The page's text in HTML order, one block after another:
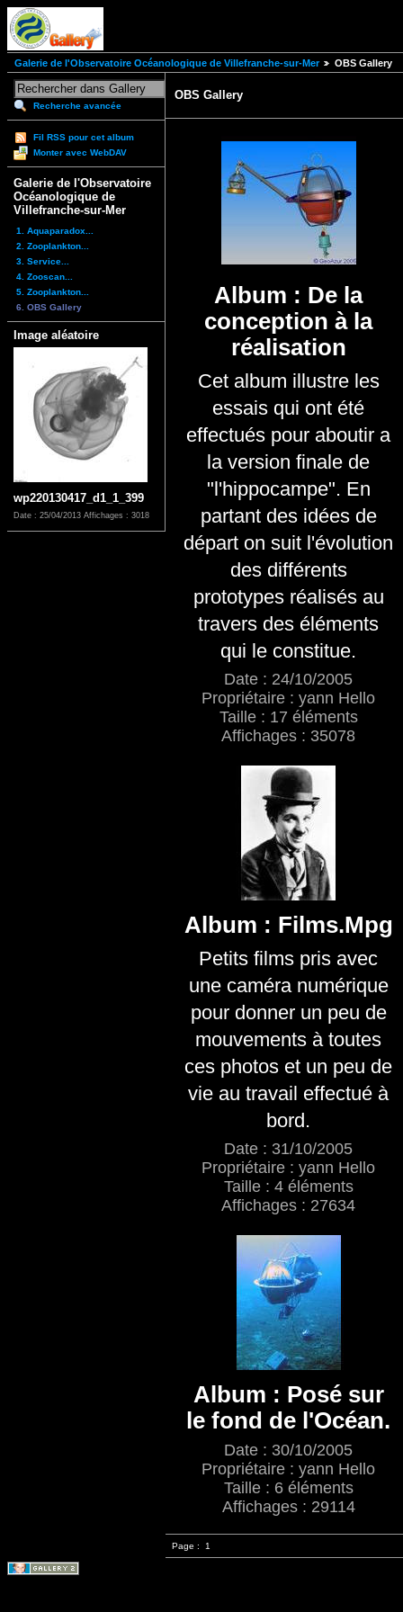
Galerie de l'Observatoire Océanologique de Villefranche-sur-Mer OBS Gallery
Recherche avancée
Fil RSS pour cet album
Monter avec WebDAV
Galerie de l'Observatoire
Océanologique de
Villefranche-sur-Mer
1. Aquaparadox...
2. Zooplankton...
3. Service...
4. Zooscan...
5. Zooplankton...
6. OBS Gallery
Image aléatoire
wp220130417_d1_1_399
Date : 25/04/2013 Affichages : 3018
OBS Gallery
Album : De la
conception à la
réalisation
Cet album illustre les
essais qui ont été
effectués pour aboutir a
la version finale de
"l'hippocampe". En
partant des idées de
départ on suit l'évolution
des différents
prototypes réalisés au
travers des éléments
qui le constitue.
Date : 24/10/2005
Propriétaire : yann Hello
Taille : 17 éléments
Affichages : 35078
Album : Films.Mpg
Petits films pris avec
une caméra numérique
pour donner un peu de
mouvements à toutes
ces photos et un peu de
vie au travail effectué à
bord.
Date : 31/10/2005
Propriétaire : yann Hello
Taille : 4 éléments
Affichages : 27634
Album : Posé sur
le fond de l'Océan.
Date : 30/10/2005
Propriétaire : yann Hello
Taille : 6 éléments
Affichages : 29114
Page : 1